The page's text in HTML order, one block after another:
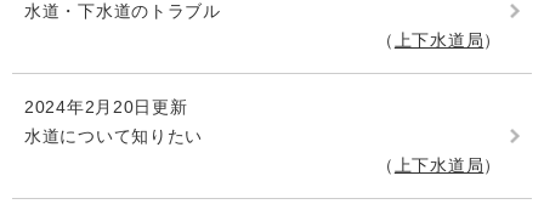
水道・下水道のトラブル
上下水道局
2024年2月20日更新
水道について知りたい
上下水道局